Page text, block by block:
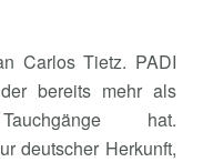
Carlos Tietz. PADI
bereits mehr als
hat.
deutscher Herkunft,